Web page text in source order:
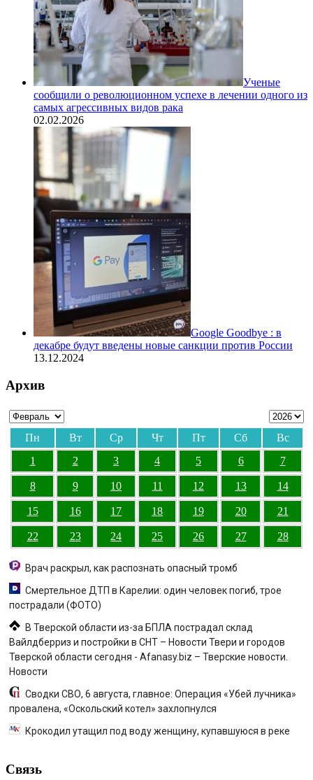
Ученые
сообщили о революционном успехе в лечении одного из
самых агрессивных видов рака
02.02.2026
Google Goodbye : в
декабре будут введены новые санкции против России
13.12.2024
Архив
Пн Вт Ср Чт Пт Сб
Вс
1
2 3 4 5 6 7
8 9 10 11 12 13 14
15 16 17 18 19 20 21
22 23 24 25 26 27 28
Врач раскрыл, как распознать опасный тромб
Смертельное ДТП в Карелии: один человек погиб, трое
пострадали (ФОТО)
В Тверской области из-за БПЛА пострадал склад
Вайлдберриз и постройки в СНТ – Новости Твери и городов
Тверской области сегодня - Afanasy.biz – Тверские новости.
Новости
Сводки СВО, 6 августа, главное: Операция «Убей лучника»
провалена, «Оскольский котел» захлопнулся
Крокодил утащил под воду женщину, купавшуюся в реке
Связь